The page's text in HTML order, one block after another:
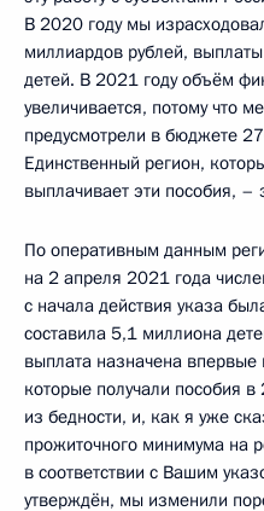
В 2020 году мы
миллиардов рублей,
детей. В 2021 году объём
увеличивается, потому что
предусмотрели в бюджете
Единственный регион,
выплачивает эти пособия, –
По оперативным данным
на 2 апреля 2021 года
с начала действия указа
составила 5,1 миллиона
выплата назначена
которые получали пособия
из бедности, и, как я уже
прожиточного минимума на
в соответствии с Вашим
утверждён, мы изменили